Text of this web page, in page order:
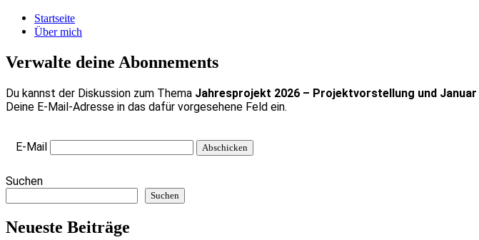
Startseite
Über mich
Verwalte deine Abonnements
Du kannst der Diskussion zum Thema Jahresprojekt 2026 – Projektvorstellung und Januar
Deine E-Mail-Adresse in das dafür vorgesehene Feld ein.
E-Mail
Suchen
Suchen
Neueste Beiträge